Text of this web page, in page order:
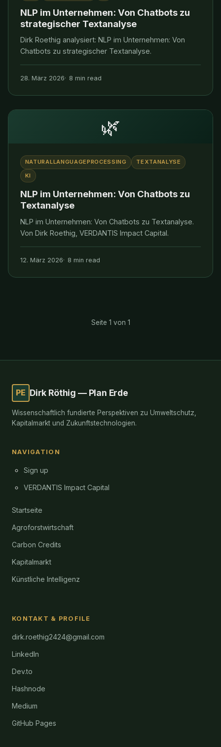
NLP im Unternehmen: Von Chatbots zu
strategischer Textanalyse
Dirk Roethig analysiert: NLP im Unternehmen: Von
Chatbots zu strategischer Textanalyse.
28. März 2026 8 min read
🌿
NATURALLANGUAGEPROCESSING
TEXTANALYSE
KI
NLP im Unternehmen: Von Chatbots zu
Textanalyse
NLP im Unternehmen: Von Chatbots zu Textanalyse.
Von Dirk Roethig, VERDANTIS Impact Capital.
12. März 2026 8 min read
Seite 1 von 1
PE Dirk Röthig — Plan Erde
Wissenschaftlich fundierte Perspektiven zu Umweltschutz,
Kapitalmarkt und Zukunftstechnologien.
NAVIGATION
Sign up
VERDANTIS Impact Capital
Startseite
Agroforstwirtschaft
Carbon Credits
Kapitalmarkt
Künstliche Intelligenz
KONTAKT & PROFILE
dirk.roethig2424@gmail.com
LinkedIn
Dev.to
Hashnode
Medium
GitHub Pages